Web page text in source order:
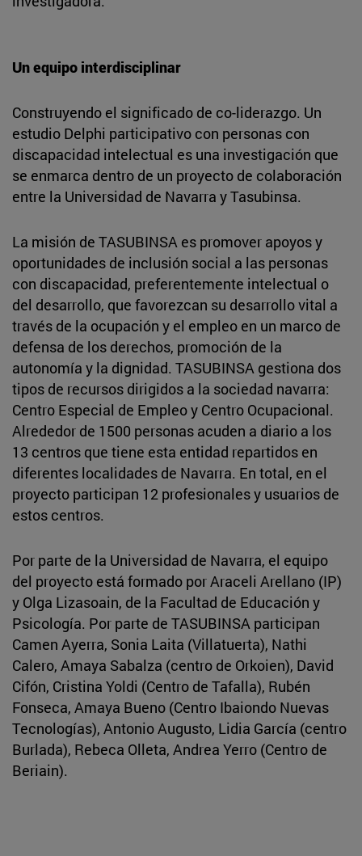
Un equipo interdisciplinar
Construyendo el significado de co-liderazgo. Un
estudio Delphi participativo con personas con
discapacidad intelectual es una investigación que
se enmarca dentro de un proyecto de colaboración
entre la Universidad de Navarra y Tasubinsa.
La misión de TASUBINSA es promover apoyos y
oportunidades de inclusión social a las personas
con discapacidad, preferentemente intelectual o
del desarrollo, que favorezcan su desarrollo vital a
través de la ocupación y el empleo en un marco de
defensa de los derechos, promoción de la
autonomía y la dignidad. TASUBINSA gestiona dos
tipos de recursos dirigidos a la sociedad navarra:
Centro Especial de Empleo y Centro Ocupacional.
Alrededor de 1500 personas acuden a diario a los
13 centros que tiene esta entidad repartidos en
diferentes localidades de Navarra. En total, en el
proyecto participan 12 profesionales y usuarios de
estos centros.
Por parte de la Universidad de Navarra, el equipo
del proyecto está formado por Araceli Arellano (IP)
y Olga Lizasoain, de la Facultad de Educación y
Psicología. Por parte de TASUBINSA participan
Camen Ayerra, Sonia Laita (Villatuerta), Nathi
Calero, Amaya Sabalza (centro de Orkoien), David
Cifón, Cristina Yoldi (Centro de Tafalla), Rubén
Fonseca, Amaya Bueno (Centro Ibaiondo Nuevas
Tecnologías), Antonio Augusto, Lidia García (centro
Burlada), Rebeca Olleta, Andrea Yerro (Centro de
Beriain).